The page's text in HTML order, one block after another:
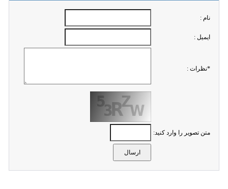
نام :
ايميل :
*نظرات :
متن تصویر را وارد کنید: